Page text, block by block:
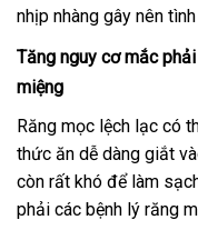
nhịp nhàng gây nên
Tăng nguy cơ mắc
miệng
Răng mọc lệch lạc có
thức ăn dễ dàng giắt
còn rất khó để làm
phải các bệnh lý răng